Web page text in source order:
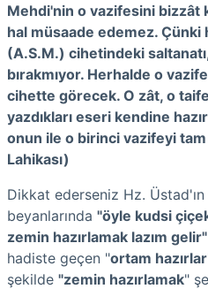
Mehdi'nin o vazifesini bizzât
hal müsaade edemez.
(A.S.M.) cihetindeki
bırakmıyor. Herhalde o
cihette görecek. O zât, o
yazdıkları eseri kendine
onun ile o birinci vazifeyi
Lahikası)
Dikkat ederseniz Hz.
beyanlarında "öyle kudsi
zemin hazırlamak lazım gelir"
hadiste geçen "ortam hazırlar
şekilde "zemin hazırlamak"